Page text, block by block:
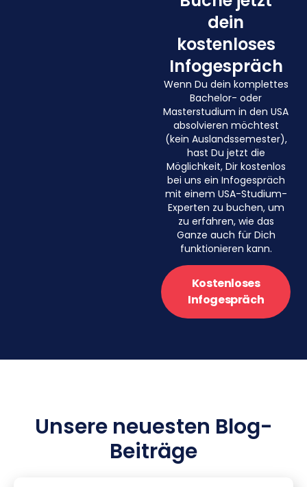
dein
kostenloses
Infogespräch
Wenn Du dein komplettes
Bachelor- oder
Masterstudium in den USA
absolvieren möchtest
(kein Auslandssemester),
hast Du jetzt die
Möglichkeit, Dir kostenlos
bei uns ein Infogespräch
mit einem USA-Studium-
Experten zu buchen, um
zu erfahren, wie das
Ganze auch für Dich
funktionieren kann.
Kostenloses
Infogespräch
Unsere neuesten Blog-
Beiträge